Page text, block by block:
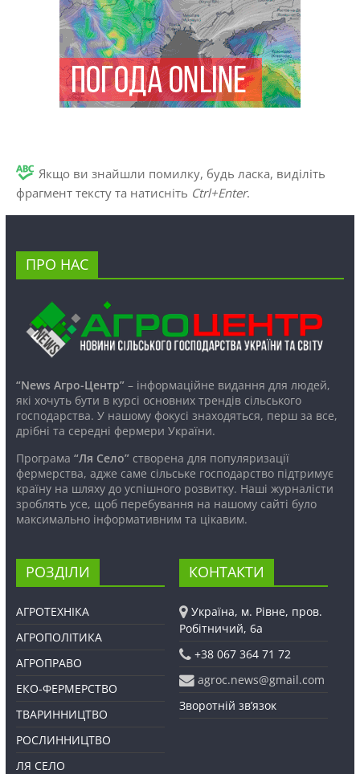
Якщо ви знайшли помилку, будь ласка, виділіть
фрагмент тексту та натисніть Ctrl+Enter.
ПРО НАС
“News Агро-Центр”– інформаційне видання для людей,
які хочуть бути в курсі основних трендів сільського
господарства. У нашому фокусі знаходяться, перш за все,
дрібні та середні фермери України.
Програма “Ля Село”створена для популяризації
фермерства, адже саме сільське господарство підтримує
країну на шляху до успішного розвитку. Наші журналісти
зроблять усе, щоб перебування на нашому сайті було
максимально інформативним та цікавим.
РОЗДІЛИ
АГРОТЕХНІКА
АГРОПОЛІТИКА
АГРОПРАВО
ЕКО-ФЕРМЕРСТВО
ТВАРИННИЦТВО
РОСЛИННИЦТВО
ЛЯ СЕЛО
КОНТАКТИ
Україна, м. Рівне, пров.
Робітничий, 6а
+38 067 364 71 72
agroc.news@gmail.com
Зворотній зв’язок